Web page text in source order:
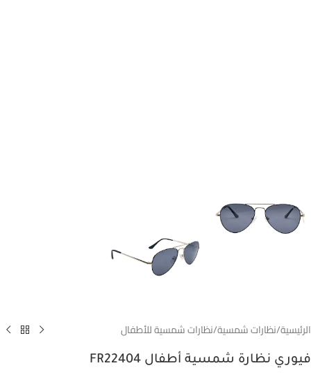
الرئيسية/نظارات شمسية/نظارات شمسية للأطفال
فيوري نظارة شمسية أطفال FR22404